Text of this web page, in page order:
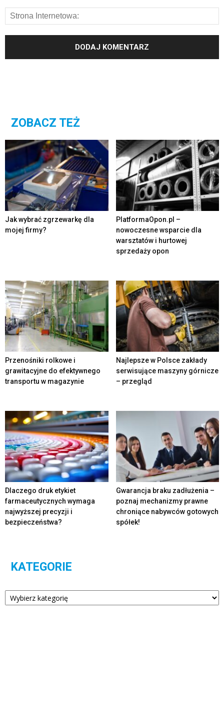
ZOBACZ TEŻ
Jak wybrać zgrzewarkę dla
mojej firmy?
PlatformaOpon.pl –
nowoczesne wsparcie dla
warsztatów i hurtowej
sprzedaży opon
Przenośniki rolkowe i
grawitacyjne do efektywnego
transportu w magazynie
Najlepsze w Polsce zakłady
serwisujące maszyny górnicze
– przegląd
Dlaczego druk etykiet
farmaceutycznych wymaga
najwyższej precyzji i
bezpieczeństwa?
Gwarancja braku zadłużenia –
poznaj mechanizmy prawne
chroniące nabywców gotowych
spółek!
KATEGORIE
Kategorie